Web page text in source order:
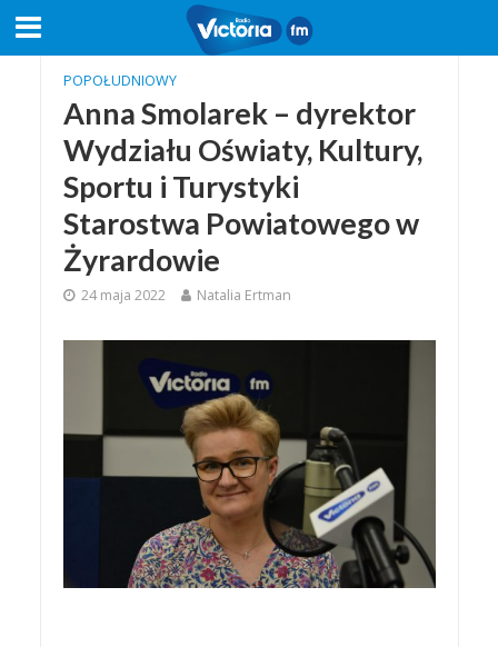
POPOŁUDNIOWY
Anna Smolarek – dyrektor
Wydziału Oświaty, Kultury,
Sportu i Turystyki
Starostwa Powiatowego w
Żyrardowie
24 maja 2022 Natalia Ertman